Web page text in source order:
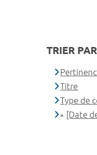
TRIER
Titre
Type de
[Date